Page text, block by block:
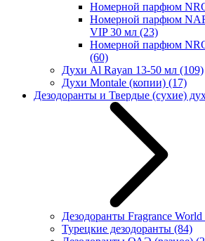
Номерной парфюм
Номерной парфюм
VIP 30 мл (23)
Номерной парфюм
(60)
Духи Al Rayan 13-50 мл (109)
Духи Montale (копии) (17)
Дезодоранты и Твердые (сухие)
Дезодоранты Fragrance
Турецкие дезодоранты (84)